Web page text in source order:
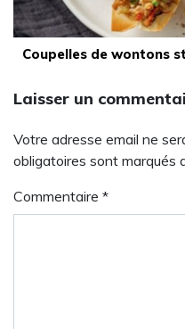
Coupelles de wontons
Laisser un
Votre adresse email ne
obligatoires sont marqués
Commentaire *